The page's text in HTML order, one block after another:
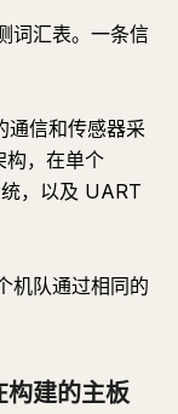
词汇表。一条信
信和传感器采
，在单个
，以及 UART
机队通过相同的
建的主板